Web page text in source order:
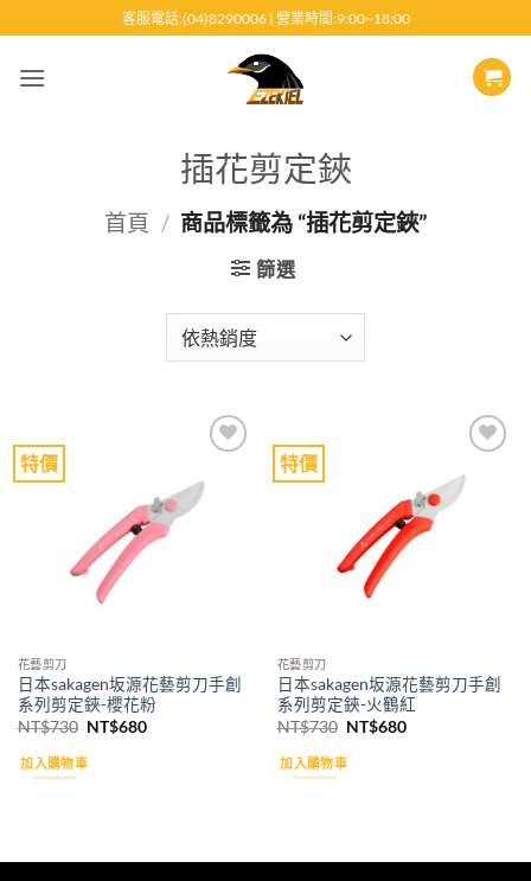
至
客服電話:(04)8290006 | 營業時間:9:00~18:00
插花剪定鋏
首頁 / 商品標籤為 “插花剪定鋏”
篩選
特價
wishlist
花藝剪刀
日本sakagen坂源花藝剪刀手創
系列剪定鋏-櫻花粉
NT$730 原
價
格：
NT$680目
加入購物車
特價
wishlist
花藝剪刀
日本sakagen坂源花藝剪刀手創
系列剪定鋏-火鶴紅
NT$730 原
價
格：
NT$680目
加入購物車